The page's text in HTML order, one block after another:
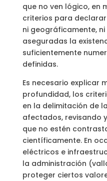
que no ven lógico, en
criterios para declarar
ni geográficamente,
aseguradas la
suficientemente
definidas.
Es necesario explicar
profundidad, los
en la delimitación de
afectados, revisando
que no estén
científicamente. En
eléctricos e
la administración
proteger ciertos